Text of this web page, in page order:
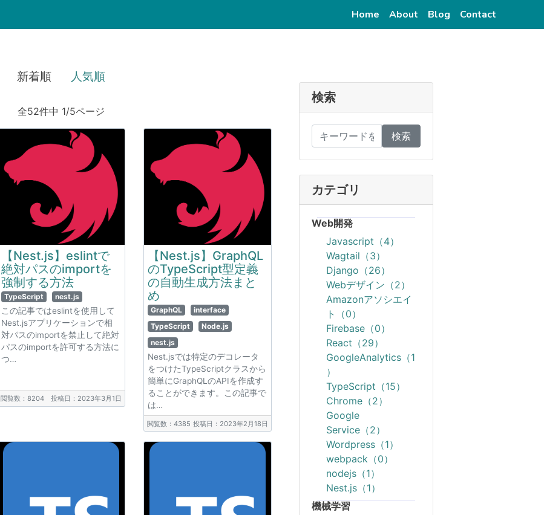
Home (current)
About (current)
Blog (current)
Contact
新着順 人気順
全52件中 1/5ページ
【Nest.js】eslintで
絶対パスのimportを
強制する方法
TypeScript nest.js
この記事ではeslintを使用して
Nest.jsアプリケーションで相
対パスのimportを禁止して絶対
パスのimportを許可する方法に
つ…
閲覧数：8204 投稿日：2023年3月1日
【Nest.js】GraphQL
のTypeScript型定義
の自動生成方法まと
め
GraphQL
interface
TypeScript
Node.js
nest.js
Nest.jsでは特定のデコレータ
をつけたTypeScriptクラスから
簡単にGraphQLのAPIを作成す
ることができます。この記事で
は…
閲覧数：4385 投稿日：2023年2月18日
検索
検索
カテゴリ
Web開発
Javascript（4）
Wagtail（3）
Django（26）
Webデザイン（2）
Amazonアソシエイ
ト（0）
Firebase（0）
React（29）
GoogleAnalytics（1
）
TypeScript（15）
Chrome（2）
Google
Service（2）
Wordpress（1）
webpack（0）
nodejs（1）
Nest.js（1）
機械学習